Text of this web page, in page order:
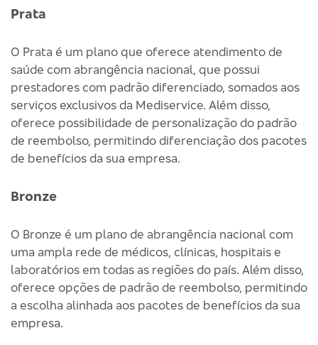
Prata
O Prata é um plano que oferece atendimento de
saúde com abrangência nacional, que possui
prestadores com padrão diferenciado, somados aos
serviços exclusivos da Mediservice. Além disso,
oferece possibilidade de personalização do padrão
de reembolso, permitindo diferenciação dos pacotes
de benefícios da sua empresa.
Bronze
O Bronze é um plano de abrangência nacional com
uma ampla rede de médicos, clínicas, hospitais e
laboratórios em todas as regiões do país. Além disso,
oferece opções de padrão de reembolso, permitindo
a escolha alinhada aos pacotes de benefícios da sua
empresa.